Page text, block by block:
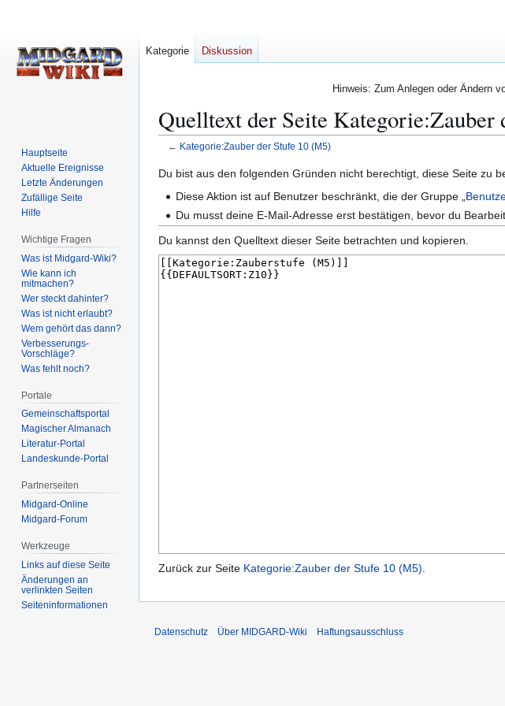
Hinweis: Zum Anlegen oder Ändern
Quelltext der Seite Kategorie:Zauber
← Kategorie:Zauber der Stufe 10 (M5)
Zur
Navigation
Zur
Suche
Du bist aus den folgenden Gründen nicht berechtigt, diese Seite zu
Diese Aktion ist auf Benutzer beschränkt, die der Gruppe „
Du musst deine E-Mail-Adresse erst bestätigen, bevor du
Du kannst den Quelltext dieser Seite betrachten und kopieren.
Zurück zur Seite Kategorie:Zauber der Stufe 10 (M5)
Kategorie Diskussion
Hauptseite
Aktuelle Ereignisse
Letzte Änderungen
Zufällige Seite
Hilfe
Wichtige Fragen
Was ist Midgard-Wiki?
Wie kann ich
mitmachen?
Wer steckt dahinter?
Was ist nicht erlaubt?
Wem gehört das dann?
Verbesserungs-
Vorschläge?
Was fehlt noch?
Portale
Gemeinschafts­portal
Magischer Almanach
Literatur-Portal
Landeskunde-Portal
Partnerseiten
Midgard-Online
Midgard-Forum
Werkzeuge
Links auf diese Seite
Änderungen an
verlinkten Seiten
Seiten­­informationen
Datenschutz Über MIDGARD-Wiki Haftungsausschluss